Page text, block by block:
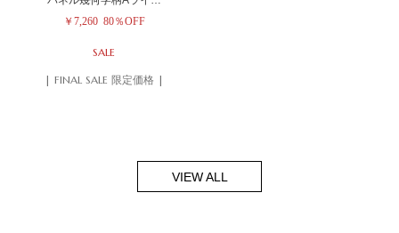
￥7,260 80％OFF
SALE
| FINAL SALE 限定価格 |
VIEW ALL